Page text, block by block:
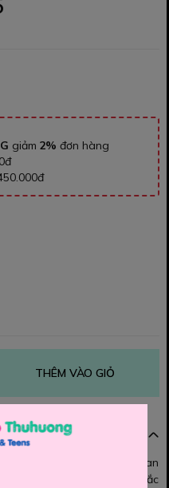
giảm 2% đơn hàng
THÊM VÀO GIỎ
mềm mịn, phần dưới voan
chiếc đầm, cùng với màu sắc